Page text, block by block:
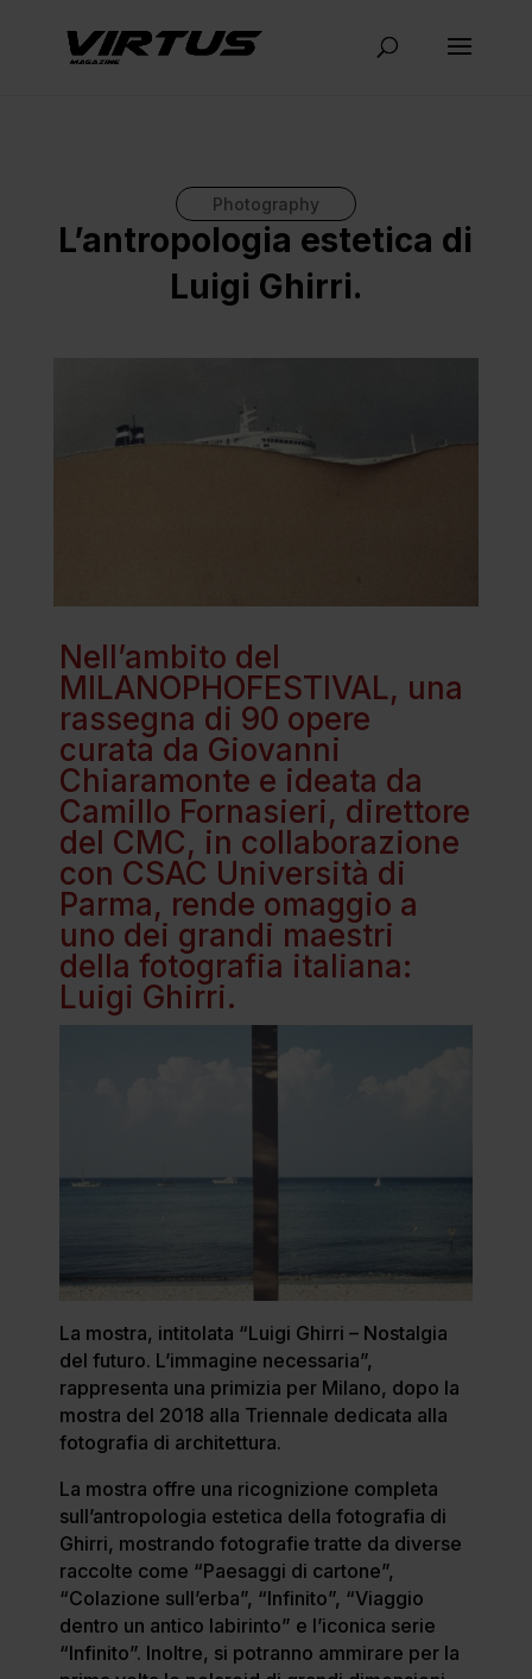
Photography
L’antropologia estetica di
Luigi Ghirri.
Nell’ambito del
MILANOPHOFESTIVAL, una
rassegna di 90 opere
curata da Giovanni
Chiaramonte e ideata da
Camillo Fornasieri, direttore
del CMC, in collaborazione
con CSAC Università di
Parma, rende omaggio a
uno dei grandi maestri
della fotografia italiana:
Luigi Ghirri.
La mostra, intitolata “Luigi Ghirri – Nostalgia
del futuro. L’immagine necessaria”,
rappresenta una primizia per Milano, dopo la
mostra del 2018 alla Triennale dedicata alla
fotografia di architettura.
La mostra offre una ricognizione completa
sull’antropologia estetica della fotografia di
Ghirri, mostrando fotografie tratte da diverse
raccolte come “Paesaggi di cartone”,
“Colazione sull’erba”, “Infinito”, “Viaggio
dentro un antico labirinto” e l’iconica serie
“Infinito”. Inoltre, si potranno ammirare per la